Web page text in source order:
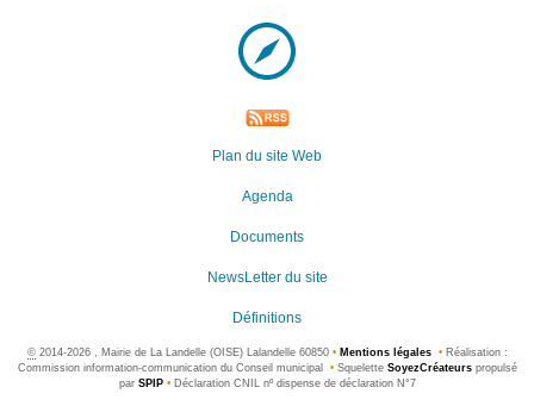
Plan du site Web
Agenda
Documents
NewsLetter du site
Définitions
©2014-2026 , Mairie de La Landelle (OISE) Lalandelle 60850 • Mentions légales • Réalisation :
Commission information-communication du Conseil municipal
•Squelette SoyezCréateurspropulsé
par SPIP •Déclaration CNIL nº dispense de déclaration N°7